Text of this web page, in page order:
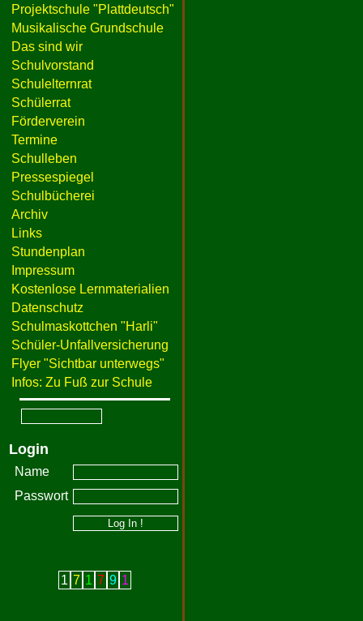
Projektschule "Plattdeutsch"
Musikalische Grundschule
Das sind wir
Schulvorstand
Schulelternrat
Schülerrat
Förderverein
Termine
Schulleben
Pressespiegel
Schulbücherei
Archiv
Links
Stundenplan
Impressum
Kostenlose Lernmaterialien
Datenschutz
Schulmaskottchen "Harli"
Schüler-Unfallversicherung
Flyer "Sichtbar unterwegs"
Infos: Zu Fuß zur Schule
Login
Name
Passwort
1 7 1 7 9 1